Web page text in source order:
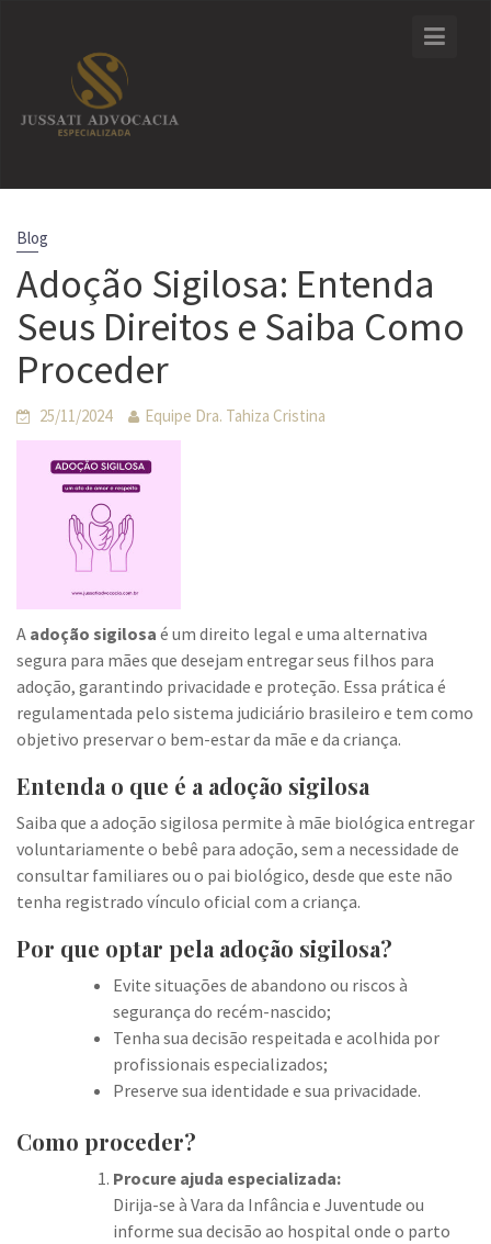
Blog
Adoção Sigilosa: Entenda
Seus Direitos e Saiba Como
Proceder
25/11/2024 Equipe Dra. Tahiza Cristina
A adoção sigilosa é um direito legal e uma alternativa
segura para mães que desejam entregar seus filhos para
adoção, garantindo privacidade e proteção. Essa prática é
regulamentada pelo sistema judiciário brasileiro e tem como
objetivo preservar o bem-estar da mãe e da criança.
Entenda o que é a adoção sigilosa
Saiba que a adoção sigilosa permite à mãe biológica entregar
voluntariamente o bebê para adoção, sem a necessidade de
consultar familiares ou o pai biológico, desde que este não
tenha registrado vínculo oficial com a criança.
Por que optar pela adoção sigilosa?
Evite situações de abandono ou riscos à
segurança do recém-nascido;
Tenha sua decisão respeitada e acolhida por
profissionais especializados;
Preserve sua identidade e sua privacidade.
Como proceder?
Procure ajuda especializada:
Dirija-se à Vara da Infância e Juventude ou
informe sua decisão ao hospital onde o parto